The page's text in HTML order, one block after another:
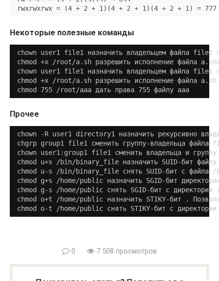
rwxrwxrwx = (4 + 2 + 1)(4 + 2 + 1)(4 + 2 + 1) = 777
Некоторые полезные команды
chown user1 file1 назначить владельцем файла file1
chmod +x /root/a.sh разрешить исполнение файла
chown user1 file1 назначить владельцем файла file1
chmod +x /root/a.sh разрешить исполнение файла a.sh
chmod 755 /root/aaa дать права 755 файлу aaa
Прочее
chown -R user1 directory1 назначить рекурсивно
chgrp group1 file1 сменить группу-владельца файла
chown user1:group1 file1 сменить владельца и
chmod u+s /bin/binary_file назначить SUID-бит файлу
chmod u-s /bin/binary_file снять SUID-бит с
chmod g+s /home/public назначить SGID-бит
chmod g-s /home/public снять SGID-бит с
chmod o+t /home/public назначить STIKY-бит .
chmod o-t /home/public снять STIKY-бит с
0 7 508 просмотров